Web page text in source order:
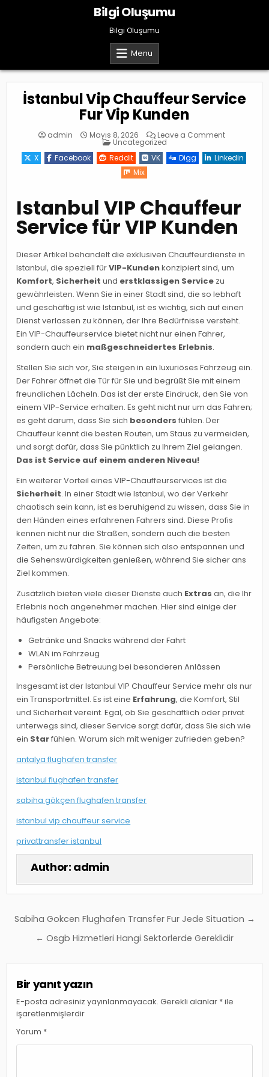
Bilgi Oluşumu
Bilgi Oluşumu
Menu
İstanbul Vip Chauffeur Service
Fur Vip Kunden
admin Mayıs 8, 2026 Leave a Commenton
Chauffeur
Service
Posted
Uncategorized
X
Facebook Reddit VK Digg
Linkedin
Mix
Istanbul VIP Chauffeur
Service für VIP Kunden
Dieser Artikel behandelt die exklusiven Chauffeurdienste in
Istanbul, die speziell fürVIP-Kundenkonzipiert sind, um
Komfort, Sicherheit und erstklassigen Service zu
gewährleisten. Wenn Sie in einer Stadt sind, die so lebhaft
und geschäftig ist wie Istanbul, ist es wichtig, sich auf einen
Dienst verlassen zu können, der Ihre Bedürfnisse versteht.
Ein VIP-Chauffeurservice bietet nicht nur einen Fahrer,
sondern auch ein maßgeschneidertes Erlebnis.
Stellen Sie sich vor, Sie steigen in ein luxuriöses Fahrzeug ein.
Der Fahrer öffnet die Tür für Sie und begrüßt Sie mit einem
freundlichen Lächeln. Das ist der erste Eindruck, den Sie von
einem VIP-Service erhalten. Es geht nicht nur um das Fahren;
es geht darum, dass Sie sich besonders fühlen. Der
Chauffeur kennt die besten Routen, um Staus zu vermeiden,
und sorgt dafür, dass Sie pünktlich zu Ihrem Ziel gelangen.
Das ist Service auf einem anderen Niveau!
Ein weiterer Vorteil eines VIP-Chauffeurservices ist die
Sicherheit. In einer Stadt wie Istanbul, wo der Verkehr
chaotisch sein kann, ist es beruhigend zu wissen, dass Sie in
den Händen eines erfahrenen Fahrers sind. Diese Profis
kennen nicht nur die Straßen, sondern auch die besten
Zeiten, um zu fahren. Sie können sich also entspannen und
die Sehenswürdigkeiten genießen, während Sie sicher ans
Ziel kommen.
Zusätzlich bieten viele dieser Dienste auch Extras an, die Ihr
Erlebnis noch angenehmer machen. Hier sind einige der
häufigsten Angebote:
Getränke und Snacks während der Fahrt
WLAN im Fahrzeug
Persönliche Betreuung bei besonderen Anlässen
Insgesamt ist der Istanbul VIP Chauffeur Service mehr als nur
ein Transportmittel. Es ist eine Erfahrung, die Komfort, Stil
und Sicherheit vereint. Egal, ob Sie geschäftlich oder privat
unterwegs sind, dieser Service sorgt dafür, dass Sie sich wie
ein Starfühlen. Warum sich mit weniger zufrieden geben?
antalya flughafen transfer
istanbul flughafen transfer
sabiha gökçen flughafen transfer
istanbul vip chauffeur service
privattransfer istanbul
Author: admin
Yazı
gezinmesi
Sabiha Gokcen Flughafen Transfer Fur Jede Situation →
← Osgb Hizmetleri Hangi Sektorlerde Gereklidir
Bir yanıt yazın
E-posta adresiniz yayınlanmayacak. Gerekli alanlar *ile
işaretlenmişlerdir
Yorum *